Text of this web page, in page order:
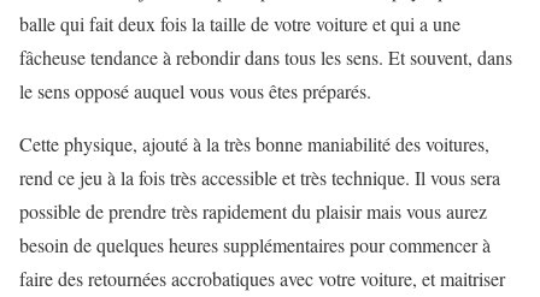
balle qui fait deux fois la taille de votre voiture et qui a une
fâcheuse tendance à rebondir dans tous les sens. Et souvent, dans
le sens opposé auquel vous vous êtes préparés.
Cette physique, ajouté à la très bonne maniabilité des voitures,
rend ce jeu à la fois très accessible et très technique. Il vous sera
possible de prendre très rapidement du plaisir mais vous aurez
besoin de quelques heures supplémentaires pour commencer à
faire des retournées accrobatiques avec votre voiture, et maitriser